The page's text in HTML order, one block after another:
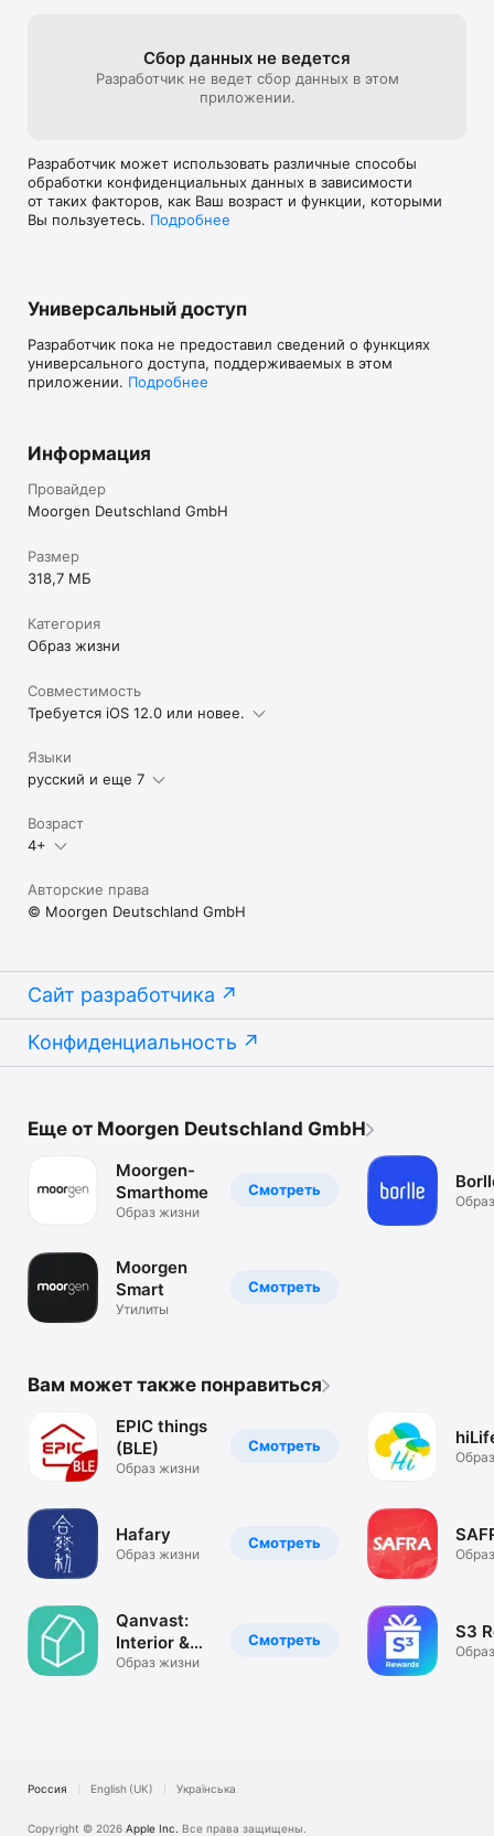
Сбор данных не ведется
Разработчик не ведет сбор данных в этом
приложении.
Разработчик может использовать различные способы
обработки конфиденциальных данных в зависимости
от таких факторов, как Ваш возраст и функции, которыми
Вы пользуетесь. Подробнее
Универсальный доступ
Разработчик пока не предоставил сведений о функциях
универсального доступа, поддерживаемых в этом
приложении. Подробнее
Информация
Провайдер
Moorgen Deutschland GmbH
Размер
318,7 МБ
Категория
Образ жизни
Совместимость
Требуется iOS 12.0 или новее.
Языки
русский и еще 7
Возраст
4+
Авторские права
© Moorgen Deutschland GmbH
Сайт разработчика
Конфиденциальность
Еще от Moorgen Deutschland GmbH
Смотреть
Moorgen-
Smarthome
Образ жизни
Смотреть
Moorgen
Smart
Утилиты
Вам может также понравиться
Смотреть
EPIC things
(BLE)
Образ жизни
Смотреть
Hafary
Образ жизни
Смотреть
Qanvast:
Interior &
Renovation
Образ жизни
S3
Россия English (UK) Українська
Copyright © 2026 Apple Inc. Все права защищены.